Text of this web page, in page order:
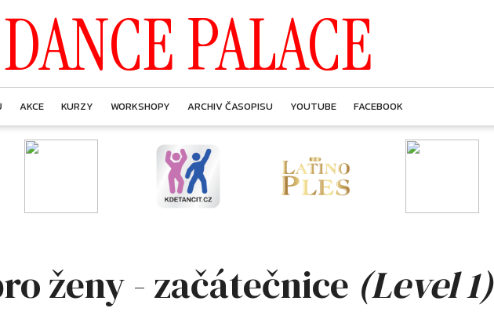
DANCE PALACE
AKCE KURZY WORKSHOPY ARCHIV ČASOPISU YOUTUBE FACEBOOK
ženy - začátečnice (Level 1)